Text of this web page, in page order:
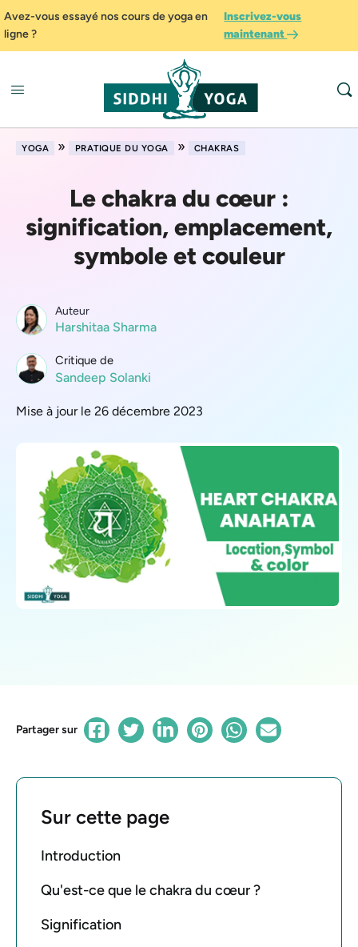
Avez-vous essayé nos cours de yoga en
ligne ?
Inscrivez-vous
maintenant
YOGA » PRATIQUE DU YOGA » CHAKRAS
Le chakra du cœur :
signification, emplacement,
symbole et couleur
Auteur
Harshitaa Sharma
Critique de
Sandeep Solanki
Mise à jour le 26 décembre 2023
Partager sur
Sur cette page
Introduction
Qu'est-ce que le chakra du cœur ?
Signification